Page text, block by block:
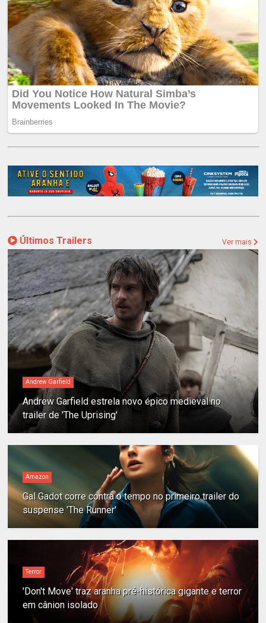
Últimos Trailers Ver mais
Andrew Garfield
Andrew Garfield estrela novo épico medieval no
trailer de 'The Uprising'
Amazon
Gal Gadot corre contra o tempo no primeiro trailer do
suspense 'The Runner'
Terror
'Don't Move' traz aranha pré-histórica gigante e terror
em cânion isolado